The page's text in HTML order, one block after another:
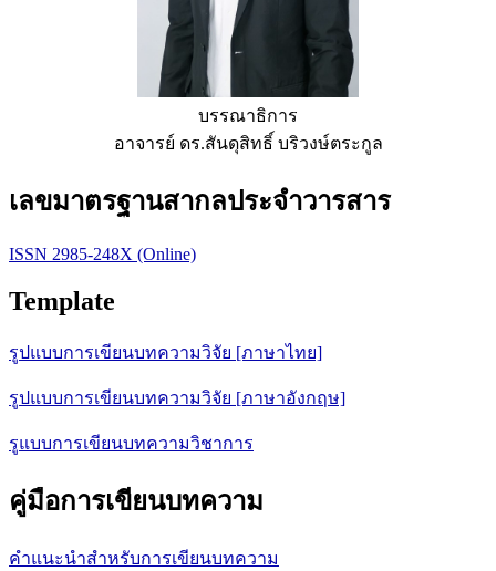
บรรณาธิการ
อาจารย์ ดร.สันดุสิทธิ์ บริวงษ์ตระกูล
เลขมาตรฐานสากลประจำวารสาร
ISSN 2985-248X (Online)
Template
รูปแบบการเขียนบทความวิจัย [ภาษาไทย]
รูปแบบการเขียนบทความวิจัย [ภาษาอังกฤษ]
รูแบบการเขียนบทความวิชาการ
คู่มือการเขียนบทความ
คำแนะนำสำหรับการเขียนบทความ